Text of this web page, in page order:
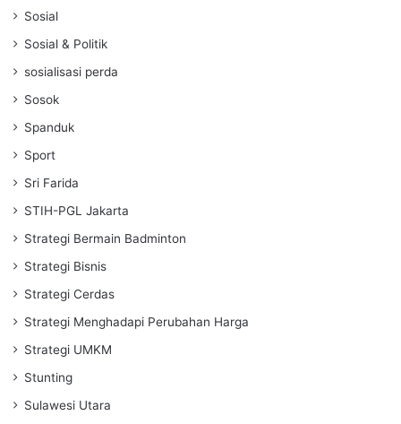
Sosial
Sosial & Politik
sosialisasi perda
Sosok
Spanduk
Sport
Sri Farida
STIH-PGL Jakarta
Strategi Bermain Badminton
Strategi Bisnis
Strategi Cerdas
Strategi Menghadapi Perubahan Harga
Strategi UMKM
Stunting
Sulawesi Utara